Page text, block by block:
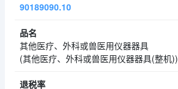
90189090.10
其他医疗、外科或兽医用仪器器具
(其他医疗、外科或兽医用仪器器具(整机))